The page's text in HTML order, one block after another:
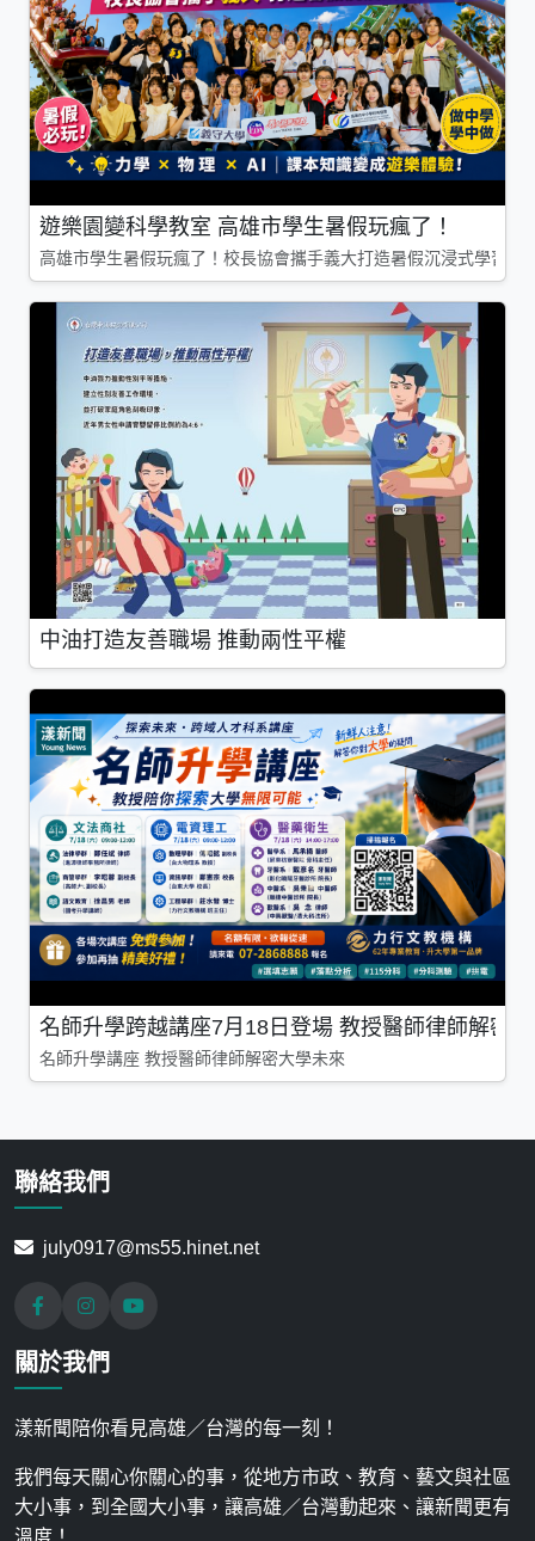
遊樂園變科學教室 高雄市學生暑假玩瘋了！
高雄市學生暑假玩瘋了！校長協會攜手義大打造暑假沉浸式學習基
中油打造友善職場 推動兩性平權
名師升學跨越講座7月18日登場 教授醫師律師解密
名師升學講座 教授醫師律師解密大學未來
聯絡我們
july0917@ms55.hinet.net
關於我們
漾新聞陪你看見高雄／台灣的每一刻！
我們每天關心你關心的事，從地方市政、教育、藝文與社區
大小事，到全國大小事，讓高雄／台灣動起來、讓新聞更有